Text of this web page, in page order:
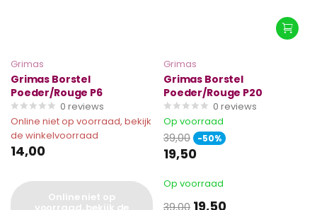
Grimas
Grimas Borstel
Poeder/Rouge P6
0 reviews
Online niet op voorraad, bekijk
de winkelvoorraad
14,00
Online niet op
voorraad, bekijk de
Grimas
Grimas Borstel
Poeder/Rouge P20
0 reviews
Op voorraad
39,00 -50%
19,50
Op voorraad
39,00 19,50